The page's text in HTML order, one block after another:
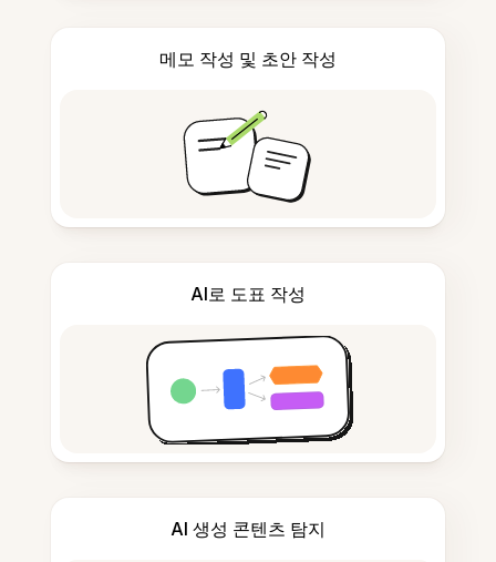
메모 작성 및 초안 작성
AI로 도표 작성
AI 생성 콘텐츠 탐지